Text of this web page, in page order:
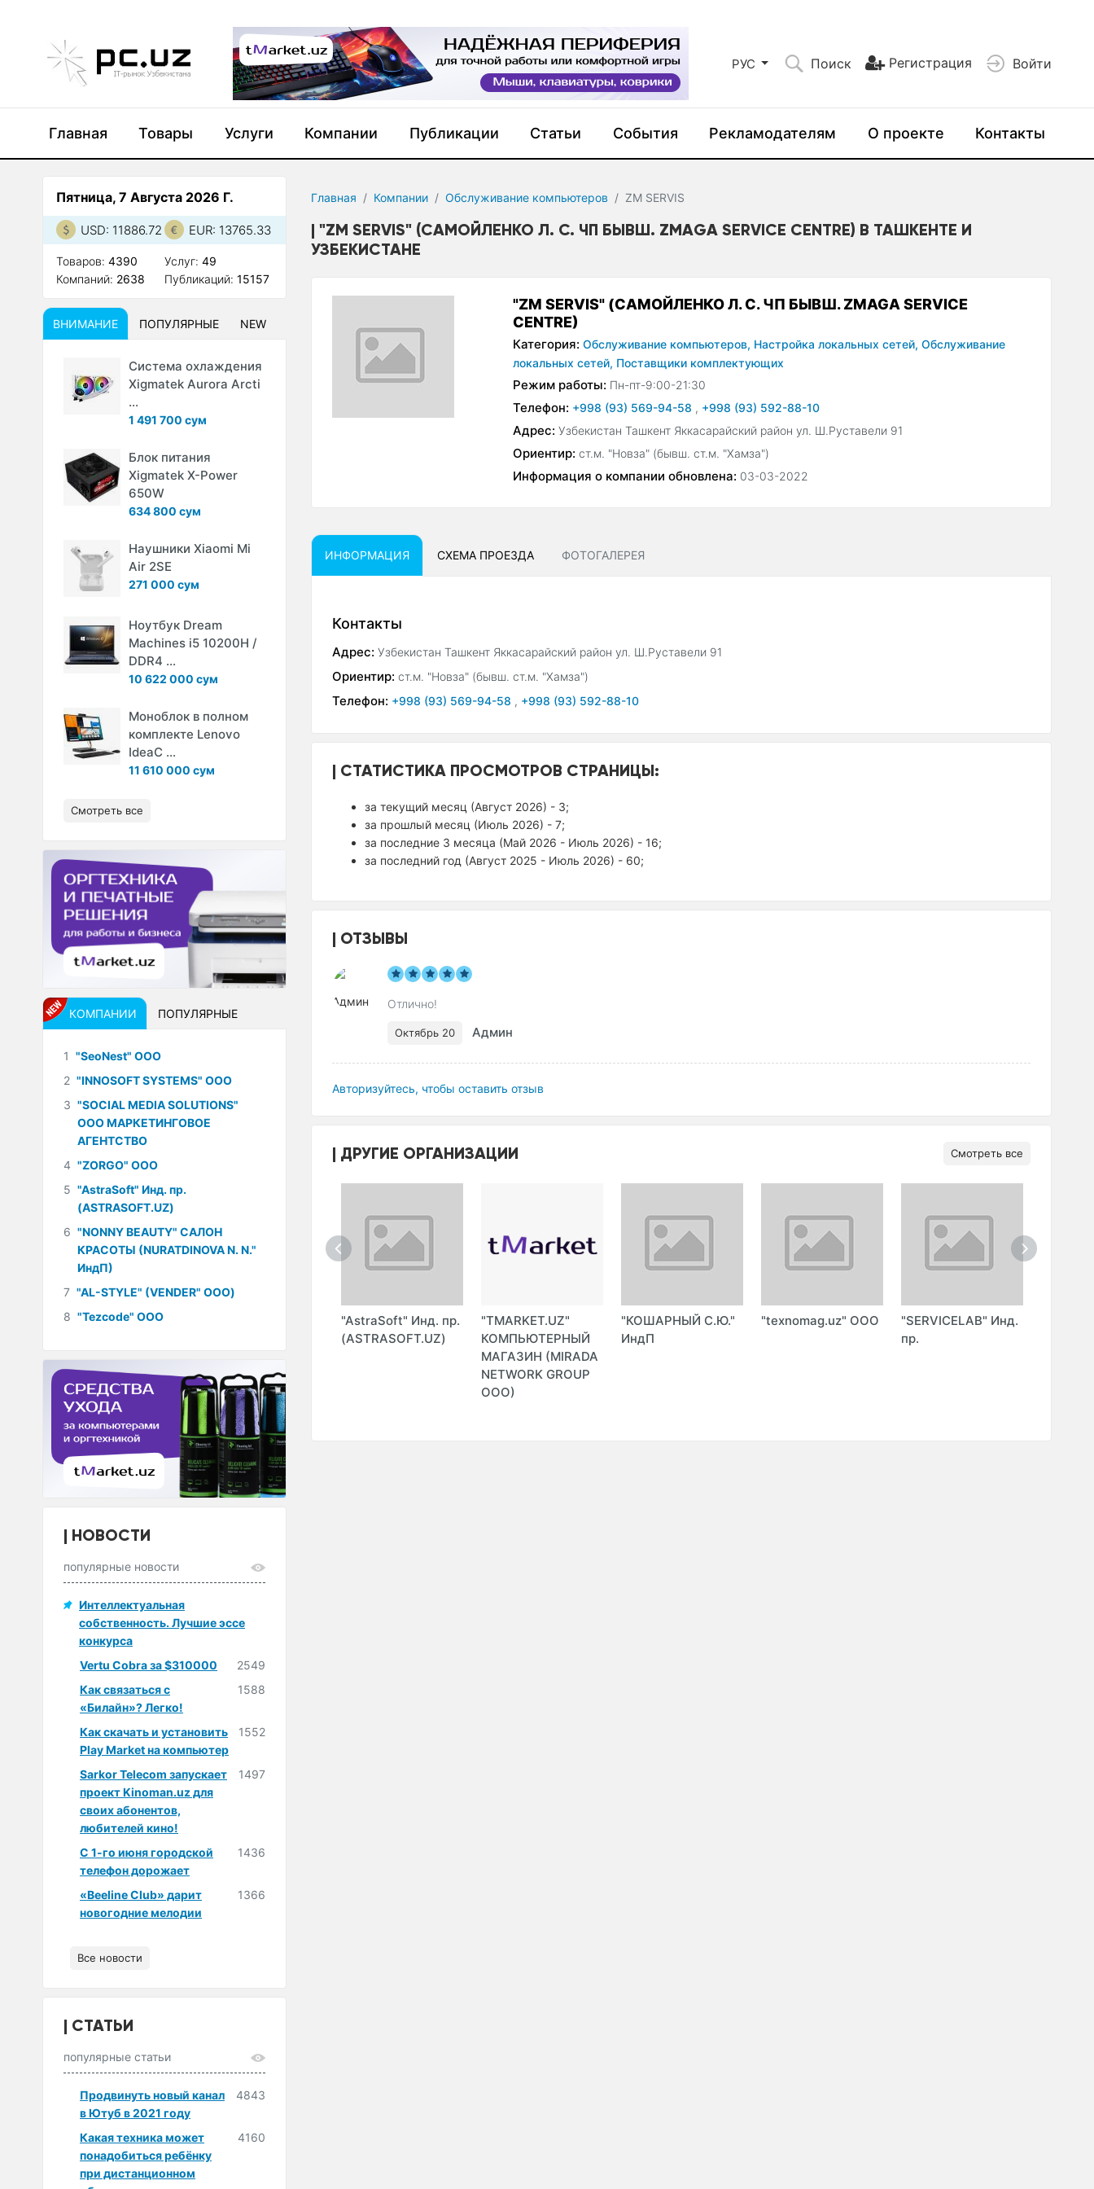
РУС Поиск Регистрация Войти
Главная Товары Услуги Компании Публикации Статьи События Рекламодателям О проекте Контакты
Главная Компании Обслуживание компьютеров ZM SERVIS
"ZM SERVIS" (САМОЙЛЕНКО Л. С. ЧП БЫВШ. ZMAGA SERVICE CENTRE) В ТАШКЕНТЕ И
УЗБЕКИСТАНЕ
"ZM SERVIS" (САМОЙЛЕНКО Л. С. ЧП БЫВШ. ZMAGA SERVICE
CENTRE)
Категория: Обслуживание компьютеров, Настройка локальных сетей, Обслуживание
локальных сетей, Поставщики комплектующих
Режим работы: Пн-пт-9:00-21:30
Телефон: +998 (93) 569-94-58 , +998 (93) 592-88-10
Адрес: Узбекистан Ташкент Яккасарайский район ул. Ш.Руставели 91
Ориентир: ст.м. "Новза" (бывш. ст.м. "Хамза")
Информация о компании обновлена: 03-03-2022
ИНФОРМАЦИЯ СХЕМА ПРОЕЗДА ФОТОГАЛЕРЕЯ
Контакты
Адрес: Узбекистан Ташкент Яккасарайский район ул. Ш.Руставели 91
Ориентир: ст.м. "Новза" (бывш. ст.м. "Хамза")
Телефон: +998 (93) 569-94-58 , +998 (93) 592-88-10
СТАТИСТИКА ПРОСМОТРОВ СТРАНИЦЫ:
за текущий месяц (Август 2026) - 3;
за прошлый месяц (Июль 2026) - 7;
за последние 3 месяца (Май 2026 - Июль 2026) - 16;
за последний год (Август 2025 - Июль 2026) - 60;
ОТЗЫВЫ
Отлично!
Октябрь 20 Админ
Авторизуйтесь, чтобы оставить отзыв
ДРУГИЕ ОРГАНИЗАЦИИ Смотреть все
"ELEKTRIKAM.UZ"
МАГАЗИН
ЭЛЕКТРОТЕХНИЧЕСКОГО
ОБОРУДОВАНИЯ
"AstraSoft" Инд. пр.
(ASTRASOFT.UZ)
"TMARKET.UZ"
КОМПЬЮТЕРНЫЙ
МАГАЗИН (MIRADA
NETWORK GROUP
ООО)
"КОШАРНЫЙ С.Ю."
ИндП
"texnomag.uz" ООО
"SERVICELAB" Инд.
пр.
Пятница, 7 Августа 2026 Г.
USD: 11886.72 EUR: 13765.33
Товаров: 4390
Компаний: 2638
Услуг:49
Публикаций:15157
ВНИМАНИЕ ПОПУЛЯРНЫЕ NEW
Система охлаждения
Xigmatek Aurora Arcti
...
1 491 700 сум
Блок питания
Xigmatek X-Power
650W
634 800 сум
Наушники Xiaomi Mi
Air 2SE
271 000 сум
Ноутбук Dream
Machines i5 10200H /
DDR4 ...
10 622 000 сум
Моноблок в полном
комплекте Lenovo
IdeaC ...
11 610 000 сум
Смотреть все
КОМПАНИИ ПОПУЛЯРНЫЕ
1 "SeoNest" ООО
2 "INNOSOFT SYSTEMS" ООО
3 "SOCIAL MEDIA SOLUTIONS"
ООО МАРКЕТИНГОВОЕ
АГЕНТСТВО
4 "ZORGO" ООО
5 "AstraSoft" Инд. пр.
(ASTRASOFT.UZ)
6 "NONNY BEAUTY" САЛОН
КРАСОТЫ (NURATDINOVA N. N."
ИндП)
7 "AL-STYLE" (VENDER" ООО)
8 "Tezcode" ООО
НОВОСТИ
популярные новости
Интеллектуальная
собственность. Лучшие эссе
конкурса
Vertu Cobra за $310000
2549
Как связаться с
«Билайн»? Легко!
1588
Как скачать и установить
Play Market на компьютер
1552
Sarkor Telecom запускает
проект Kinoman.uz для
своих абонентов,
любителей кино!
1497
С 1-го июня городской
телефон дорожает
1436
«Beeline Club» дарит
новогодние мелодии
1366
Все новости
СТАТЬИ
популярные статьи
Продвинуть новый канал
в Ютуб в 2021 году
4843
Какая техника может
понадобиться ребёнку
при дистанционном
4160